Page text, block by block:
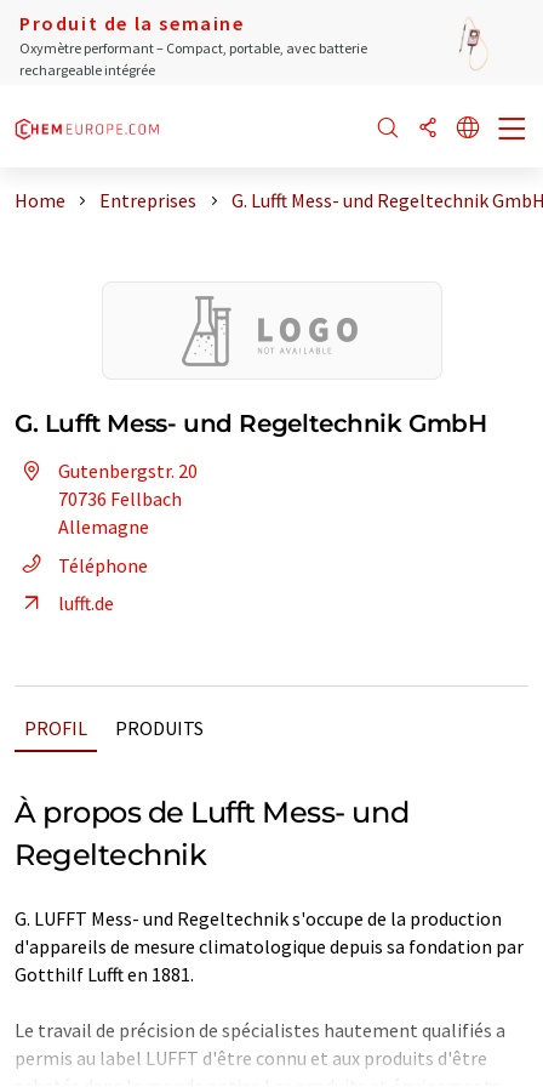
Produit de la semaine
Oxymètre performant – Compact, portable, avec batterie
rechargeable intégrée
Home Entreprises G. Lufft Mess- und Regeltechnik
G. Lufft Mess- und Regeltechnik GmbH
Gutenbergstr. 20
70736 Fellbach
Allemagne
Téléphone
lufft.de
PROFIL PRODUITS
À propos de Lufft Mess- und
Regeltechnik
G. LUFFT Mess- und Regeltechnik s'occupe de la production
d'appareils de mesure climatologique depuis sa fondation par
Gotthilf Lufft en 1881.
Le travail de précision de spécialistes hautement qualifiés a
permis au label LUFFT d'être connu et aux produits d'être